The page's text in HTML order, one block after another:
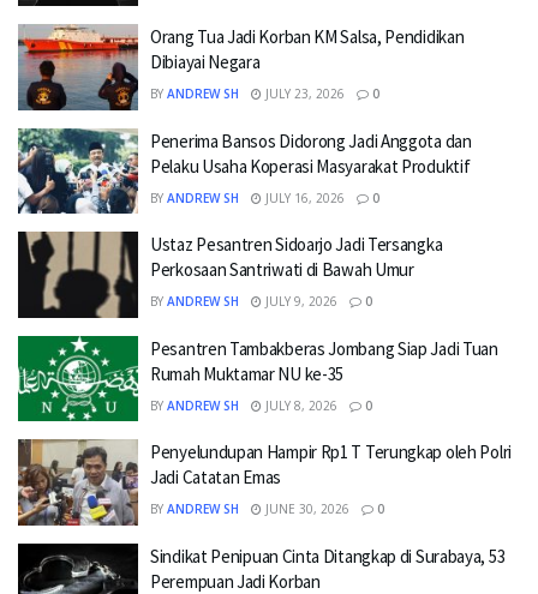
Orang Tua Jadi Korban KM Salsa, Pendidikan
Dibiayai Negara
BY ANDREW SH JULY 23, 2026 0
Penerima Bansos Didorong Jadi Anggota dan
Pelaku Usaha Koperasi Masyarakat Produktif
BY ANDREW SH JULY 16, 2026 0
Ustaz Pesantren Sidoarjo Jadi Tersangka
Perkosaan Santriwati di Bawah Umur
BY ANDREW SH JULY 9, 2026 0
Pesantren Tambakberas Jombang Siap Jadi Tuan
Rumah Muktamar NU ke-35
BY ANDREW SH JULY 8, 2026 0
Penyelundupan Hampir Rp1 T Terungkap oleh Polri
Jadi Catatan Emas
BY ANDREW SH JUNE 30, 2026 0
Sindikat Penipuan Cinta Ditangkap di Surabaya, 53
Perempuan Jadi Korban